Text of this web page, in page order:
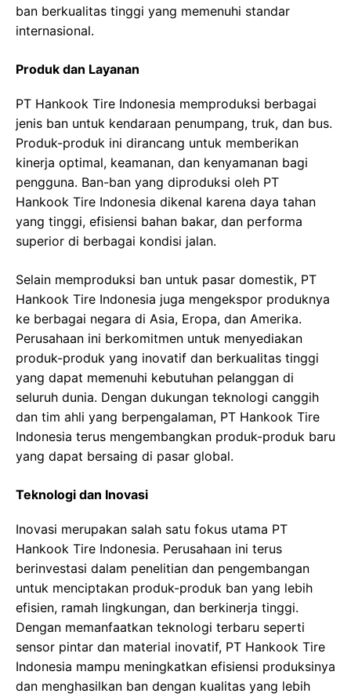
ban berkualitas tinggi yang memenuhi standar
internasional.
Produk dan Layanan
PT Hankook Tire Indonesia memproduksi berbagai
jenis ban untuk kendaraan penumpang, truk, dan bus.
Produk-produk ini dirancang untuk memberikan
kinerja optimal, keamanan, dan kenyamanan bagi
pengguna. Ban-ban yang diproduksi oleh PT
Hankook Tire Indonesia dikenal karena daya tahan
yang tinggi, efisiensi bahan bakar, dan performa
superior di berbagai kondisi jalan.
Selain memproduksi ban untuk pasar domestik, PT
Hankook Tire Indonesia juga mengekspor produknya
ke berbagai negara di Asia, Eropa, dan Amerika.
Perusahaan ini berkomitmen untuk menyediakan
produk-produk yang inovatif dan berkualitas tinggi
yang dapat memenuhi kebutuhan pelanggan di
seluruh dunia. Dengan dukungan teknologi canggih
dan tim ahli yang berpengalaman, PT Hankook Tire
Indonesia terus mengembangkan produk-produk baru
yang dapat bersaing di pasar global.
Teknologi dan Inovasi
Inovasi merupakan salah satu fokus utama PT
Hankook Tire Indonesia. Perusahaan ini terus
berinvestasi dalam penelitian dan pengembangan
untuk menciptakan produk-produk ban yang lebih
efisien, ramah lingkungan, dan berkinerja tinggi.
Dengan memanfaatkan teknologi terbaru seperti
sensor pintar dan material inovatif, PT Hankook Tire
Indonesia mampu meningkatkan efisiensi produksinya
dan menghasilkan ban dengan kualitas yang lebih